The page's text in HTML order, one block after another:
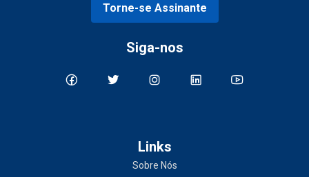
Torne-se Assinante
Siga-nos
Links
Sobre Nós